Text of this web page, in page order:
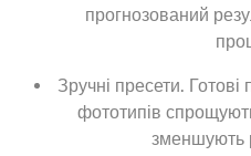
прогнозований
Зручні пресети.
фототипів
зменшують